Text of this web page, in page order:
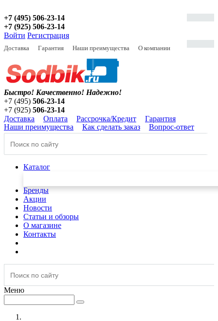
+7 (495) 506-23-14
+7 (925) 506-23-14
Войти Регистрация
Доставка Гарантия Наши преимущества О компании
Быстро! Качественно! Надежно!
+7 (495) 506-23-14
+7 (925) 506-23-14
Доставка
Оплата Рассрочка/Кредит
Гарантия
Наши преимущества
Как сделать заказ Вопрос-ответ
Каталог
Бренды
Акции
Новости
Статьи и обзоры
О магазине
Контакты
Меню